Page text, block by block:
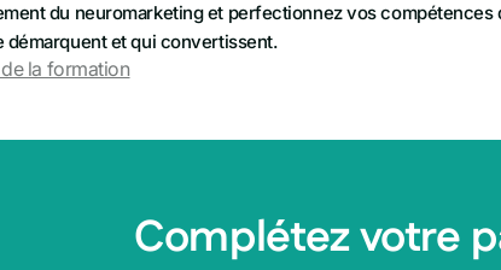
du neuromarketing et perfectionnez vos
démarquent et qui convertissent.
la formation
Complétez votre